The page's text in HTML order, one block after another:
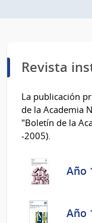
Revista
La publicación
de la Academia
"Boletín de la
-2005).
Año
Año